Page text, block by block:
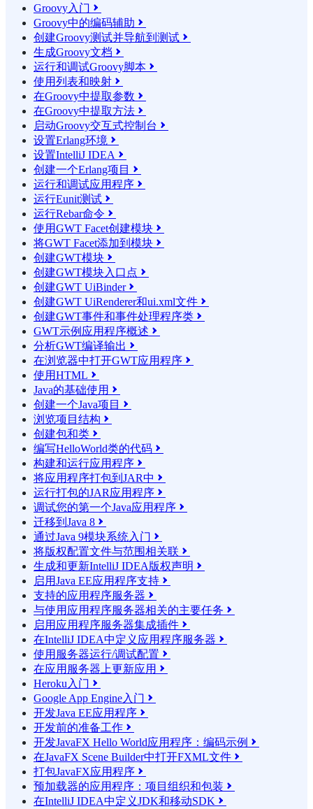
Groovy入门 
Groovy中的编码辅助 
创建Groovy测试并导航到测试 
生成Groovy文档 
运行和调试Groovy脚本 
使用列表和映射 
在Groovy中提取参数 
在Groovy中提取方法 
启动Groovy交互式控制台 
设置Erlang环境 
设置IntelliJ IDEA 
创建一个Erlang项目 
运行和调试应用程序 
运行Eunit测试 
运行Rebar命令 
使用GWT Facet创建模块 
将GWT Facet添加到模块 
创建GWT模块 
创建GWT模块入口点 
创建GWT UiBinder
创建GWT UiRenderer和ui.xml文件 
创建GWT事件和事件处理程序类 
GWT示例应用程序概述 
分析GWT编译输出 
在浏览器中打开GWT应用程序 
使用HTML 
Java的基础使用 
创建一个Java项目 
浏览项目结构 
创建包和类 
编写HelloWorld类的代码 
构建和运行应用程序 
将应用程序打包到JAR中 
运行打包的JAR应用程序 
调试您的第一个Java应用程序 
迁移到Java 8 
通过Java 9模块系统入门 
将版权配置文件与范围相关联 
生成和更新IntelliJ IDEA版权声明 
启用Java EE应用程序支持 
支持的应用程序服务器 
与使用应用程序服务器相关的主要任务 
启用应用程序服务器集成插件 
在IntelliJ IDEA中定义应用程序服务器 
使用服务器运行/调试配置 
在应用服务器上更新应用 
Heroku入门 
Google App Engine入门 
开发Java EE应用程序 
开发前的准备工作 
开发JavaFX Hello World应用程序：编码示例 
在JavaFX Scene Builder中打开FXML文件 
打包JavaFX应用程序 
预加载器的应用程序：项目组织和包装 
在IntelliJ IDEA中定义JDK和移动SDK 